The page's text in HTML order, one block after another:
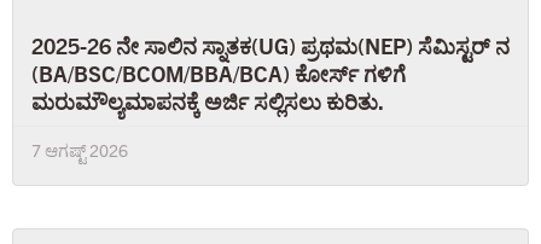
2025-26 ನೇ ಸಾಲಿನ ಸ್ನಾತಕ(UG) ಪ್ರಥಮ(NEP) ಸೆಮಿಸ್ಟರ್ ನ
(BA/BSC/BCOM/BBA/BCA) ಕೋರ್ಸ್ ಗಳಿಗೆ
ಮರುಮೌಲ್ಯಮಾಪನಕ್ಕೆ ಅರ್ಜಿ ಸಲ್ಲಿಸಲು ಕುರಿತು.
7 ಆಗಷ್ಟ್ 2026